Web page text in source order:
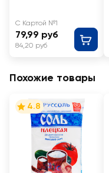
С Картой №1
79,99 руб
84,20 руб
Похожие товары
4.8